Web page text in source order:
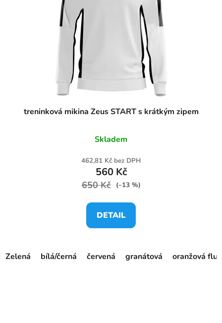
treninková mikina Zeus START s krátkým zipem
Skladem
462,81 Kč bez DPH
560 Kč
650 Kč (–13 %)
DETAIL
Zelená bílá/černá červená granátová oranžová fluo